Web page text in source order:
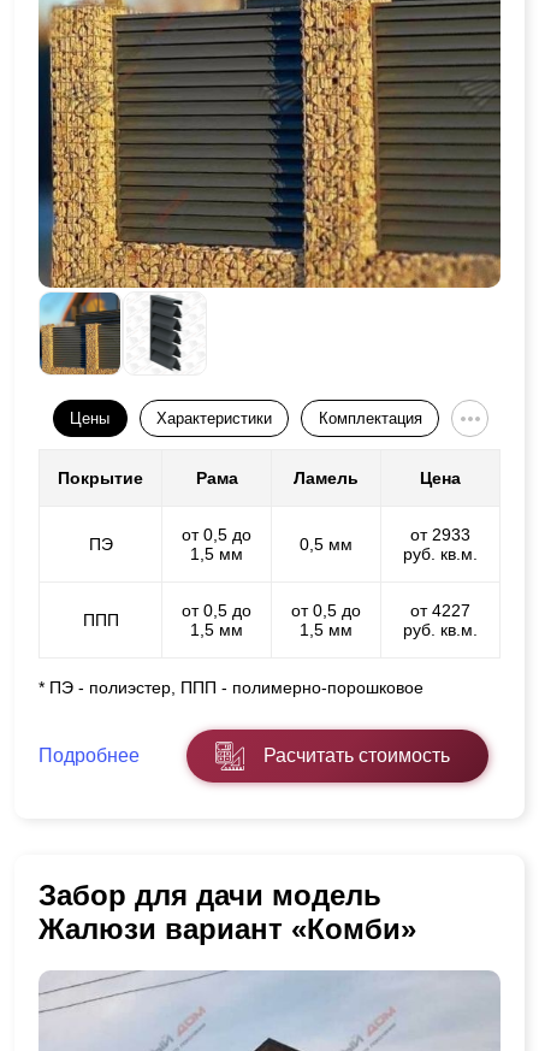
Цены Характеристики Комплектация
Покрытие Рама Ламель Цена
ПЭ
от 0,5 до
1,5 мм
0,5 мм
от 2933
руб. кв.м.
ППП
от 0,5 до
1,5 мм
от 0,5 до
1,5 мм
от 4227
руб. кв.м.
* ПЭ - полиэстер, ППП - полимерно-порошковое
Подробнее Расчитать стоимость
Забор для дачи модель
Жалюзи вариант «Комби»